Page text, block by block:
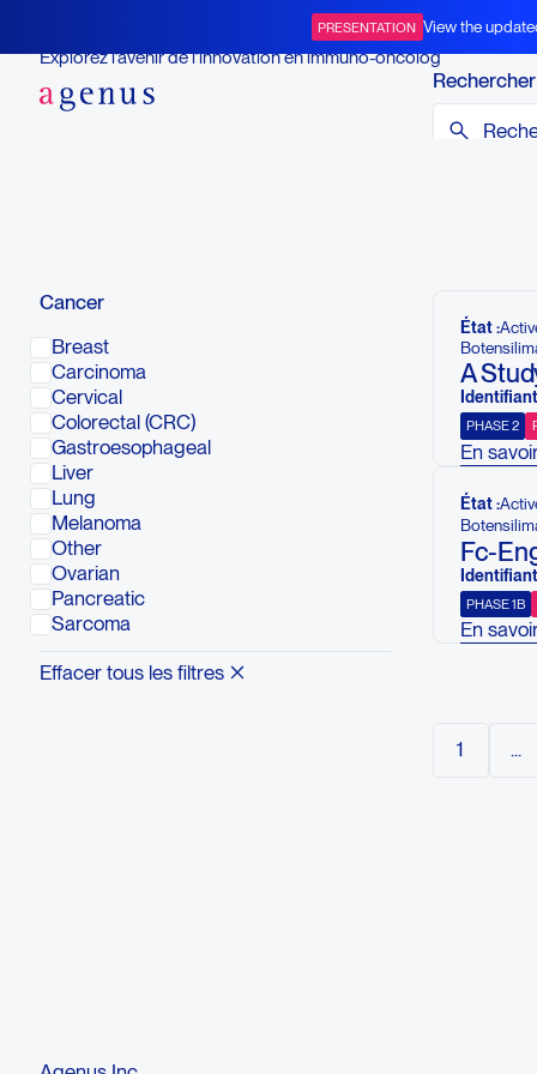
PRESENTATION View the
Explorez l’avenir de l’innovation en immuno-oncolog
Rechercher
Vous
ous
Pour
Cancer
Breast
Carcinoma
Cervical
Colorectal (CRC)
Gastroesophageal
Liver
Lung
Melanoma
Other
Ovarian
Pancreatic
Sarcoma
Effacer tous les filtres
État :
A
PHASE 2
En
efficacy
Des
État :
Fc-
PHASE 1B
En
1 ...